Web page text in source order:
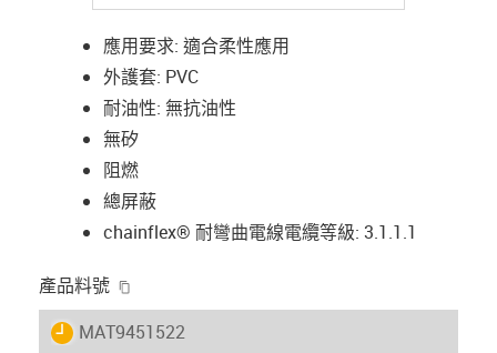
應用要求: 適合柔性應用
外護套: PVC
耐油性: 無抗油性
無矽
阻燃
總屏蔽
chainflex® 耐彎曲電線電纜等級: 3.1.1.1
產品料號
igus-icon-lieferzeit
MAT9451522